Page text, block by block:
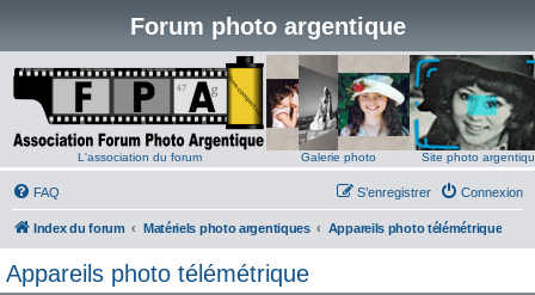
Forum photo argentique
L'association du forum Galerie photo Site photo
FAQ Connexion
S’enregistrer
Index du forum Matériels photo argentiques Appareils photo télémétrique
Appareils photo télémétrique